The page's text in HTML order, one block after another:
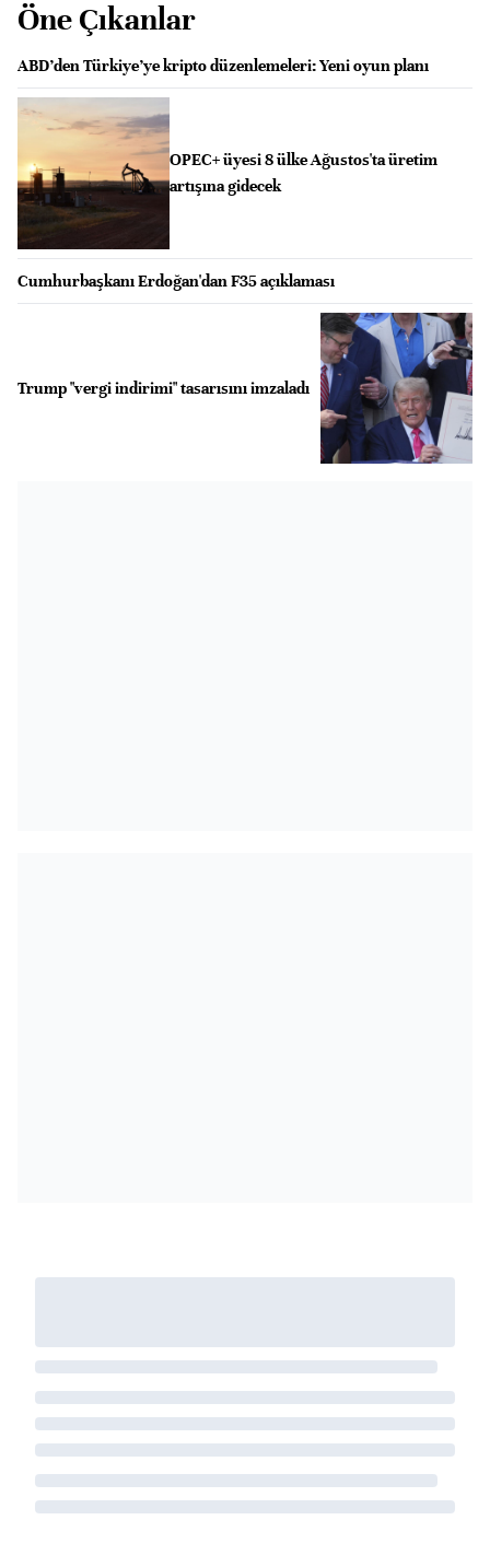
Öne Çıkanlar
ABD’den Türkiye’ye kripto düzenlemeleri: Yeni oyun planı
OPEC+ üyesi 8 ülke Ağustos'ta üretim
artışına gidecek
Cumhurbaşkanı Erdoğan'dan F35 açıklaması
Trump "vergi indirimi" tasarısını imzaladı